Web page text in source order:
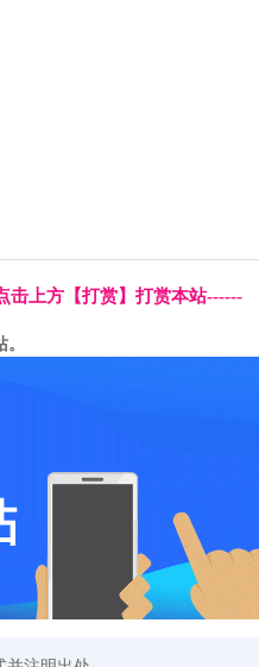
击上方【打赏】打赏本站------